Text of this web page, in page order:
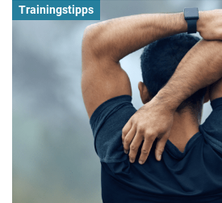
Trainingstipps